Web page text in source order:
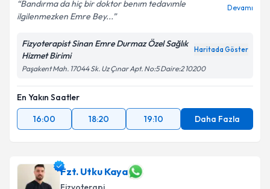
Kişisel verilerimin işlenmesine ilişkin Aydınlatma
Metni
kapsamda işlenmesini kabul ediyorum.
Takvim Talebini Gönder
Bandırma da hiç bir doktor benım tedavımle
ilgilenmezken Emre Bey...
Devamı
Fizyoterapist Sinan Emre Durmaz Özel Sağlık
Hizmet Birimi
Haritada Göster
Paşakent Mah. 17044 Sk. Uz Çınar Apt. No:5 Daire:2 10200
En Yakın Saatler
16:00
18:20 19:10 Daha Fazla
Fzt. Utku Kaya